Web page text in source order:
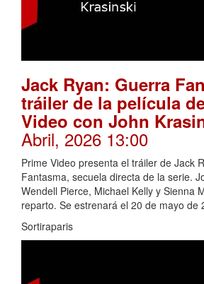
Jack Ryan: Guerra
tráiler de la película
Video con John
Abril, 2026 13:00
Prime Video presenta el tráiler de Jack
Fantasma, secuela directa de la serie.
Wendell Pierce, Michael Kelly y Sienna
reparto. Se estrenará el 20 de mayo de
Sortiraparis